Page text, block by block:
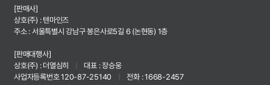
[판매사]
상호(주) : 텐마인즈
주소 : 서울특별시 강남구 봉은사로5길 6 (논현동) 1층
[판매대행사]
상호(주) : 더열심히
대표 : 장승웅
사업자등록번호 120-87-25140
전화 : 1668-2457